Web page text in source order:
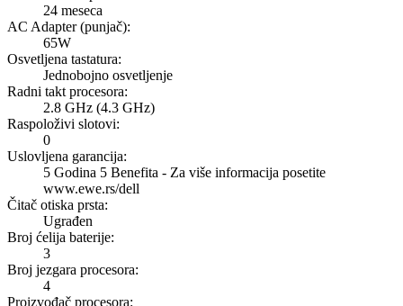
24 meseca
AC Adapter (punjač):
65W
Osvetljena tastatura:
Jednobojno osvetljenje
Radni takt procesora:
2.8 GHz (4.3 GHz)
Raspoloživi slotovi:
0
Uslovljena garancija:
5 Godina 5 Benefita - Za više informacija posetite
www.ewe.rs/dell
Čitač otiska prsta:
Ugrađen
Broj ćelija baterije:
3
Broj jezgara procesora:
4
Proizvođač procesora: